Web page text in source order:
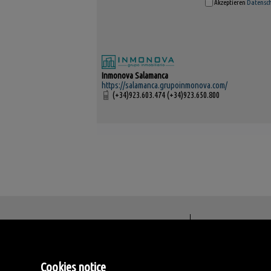
Akzeptieren
Inmonova Salamanca
https://salamanca.grupoinmonova.com/
(+34)923.603.474 (+34)923.650.800
Cookies notice